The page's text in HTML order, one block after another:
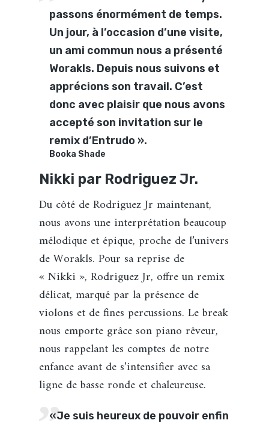
passons énormément de temps.
Un jour, à l’occasion d’une visite,
un ami commun nous a présenté
Worakls. Depuis nous suivons et
apprécions son travail. C’est
donc avec plaisir que nous avons
accepté son invitation sur le
remix d’Entrudo ».
Booka Shade
Nikki par Rodriguez Jr.
Du côté de Rodriguez Jr maintenant,
nous avons une interprétation beaucoup
mélodique et épique, proche de l’univers
de Worakls. Pour sa reprise de
« Nikki », Rodriguez Jr, offre un remix
délicat, marqué par la présence de
violons et de fines percussions. Le break
nous emporte grâce son piano rêveur,
nous rappelant les comptes de notre
enfance avant de s’intensifier avec sa
ligne de basse ronde et chaleureuse.
«Je suis heureux de pouvoir enfin